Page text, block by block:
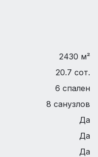
2430 м²
20.7 сот.
6 спален
8 санузлов
Да
Да
Да